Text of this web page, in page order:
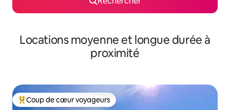
Locations moyenne et longue durée à
proximité
Coups de cœur voyageurs les plus appréciés
Coup de cœur voyageurs